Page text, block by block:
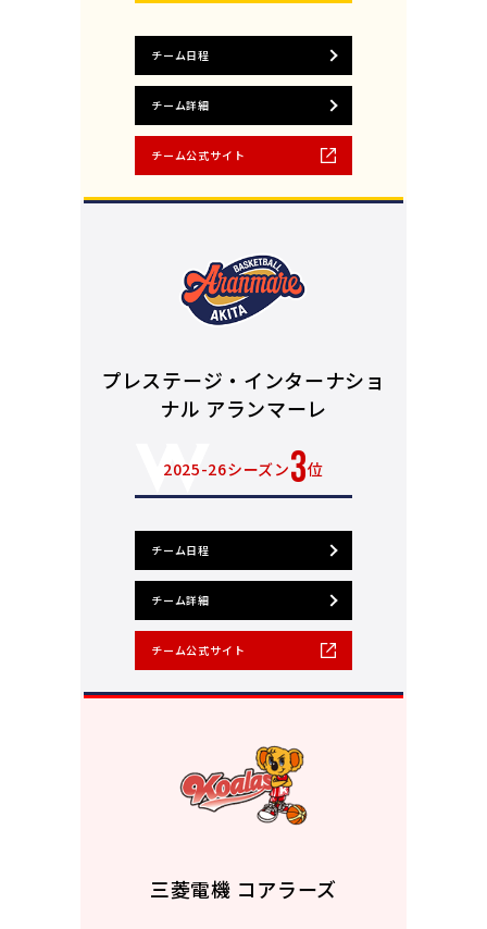
チーム日程
チーム詳細
チーム公式サイト
プレステージ・インターナショ
ナル アランマーレ
2025-26シーズン3位
チーム日程
チーム詳細
チーム公式サイト
三菱電機 コアラーズ